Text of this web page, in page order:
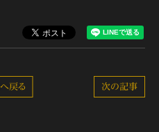
次の記事
戻る